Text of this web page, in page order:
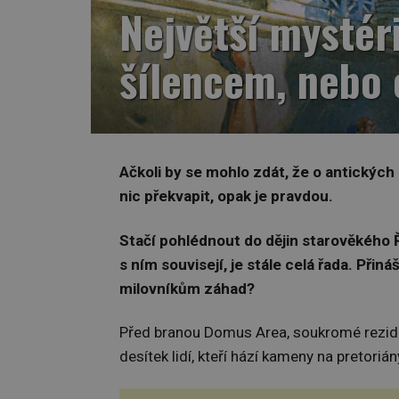
Největší
šílencem,
Ačkoli by se mohlo zdát, že o
nic překvapit, opak je pravdou.
Stačí pohlédnout do dějin starověkého
s ním souvisejí, je stále celá řada.
milovníkům záhad?
Před branou Domus Area, soukromé
desítek lidí, kteří hází kameny na